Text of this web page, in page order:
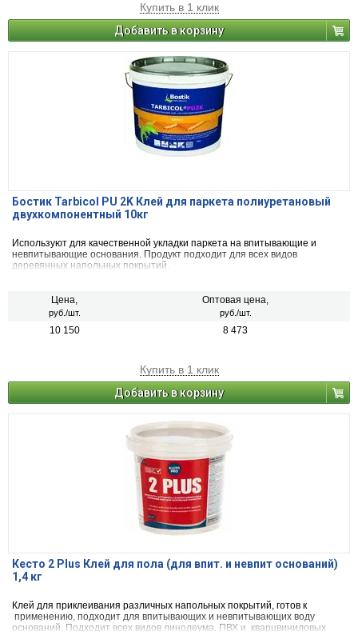
Купить в 1 клик
Добавить в корзину
Бостик Tarbicol PU 2K Клей для паркета полиуретановый
двухкомпонентный 10кг
Используют для качественной укладки паркета на впитывающие и
невпитывающие основания. Продукт подходит для всех видов
деревянных напольных покрытий.
Цена,
руб./шт.
Оптовая цена,
руб./шт.
10 150 8 473
Купить в 1 клик
Добавить в корзину
Кесто 2 Plus Клей для пола (для впит. и невпит оснований)
1,4 кг
Клей для приклеивания различных напольных покрытий, готов к
применению, подходит для впитывающих и невпитывающих воду
оснований. Подходит всех видов линолеума, ПВХ и кварцвиниловых